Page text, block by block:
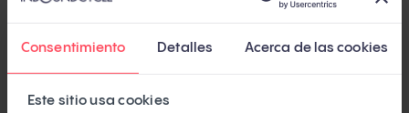
Consentimiento Detalles Acerca de las cookies
Este sitio usa cookies
mientras que el
growth marketingse basa en una
investigación más profunda, por tanto, necesita un
período de tiempo relativamente más largo para